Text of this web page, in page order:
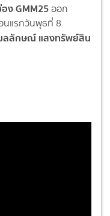
ง GMM25ออก
นแรกวันพุธที่ 8
ลลักษณ์ แสงทรัพย์สิน